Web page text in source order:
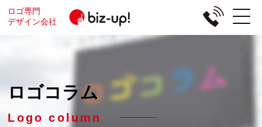
ロゴ専門
デザイン会社
ロゴコラム
Logo column